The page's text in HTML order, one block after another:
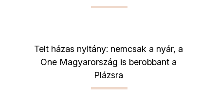
Telt házas nyitány: nemcsak a nyár, a
One Magyarország is berobbant a
Plázsra